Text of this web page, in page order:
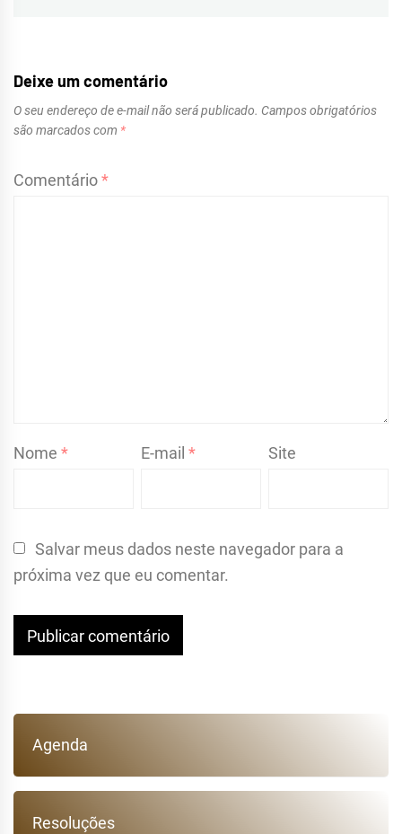
Deixe um comentário
O seu endereço de e-mail não será publicado. Campos obrigatórios
são marcados com *
Comentário*
Nome * E-mail* Site
Salvar meus dados neste navegador para a
próxima vez que eu comentar.
Agenda
Resoluções